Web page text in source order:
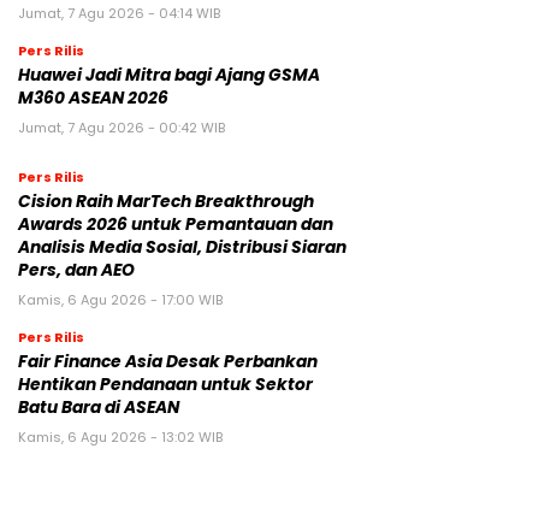
Jumat, 7 Agu 2026 - 04:14 WIB
Pers Rilis
Huawei Jadi Mitra bagi Ajang GSMA
M360 ASEAN 2026
Jumat, 7 Agu 2026 - 00:42 WIB
Pers Rilis
Cision Raih MarTech Breakthrough
Awards 2026 untuk Pemantauan dan
Analisis Media Sosial, Distribusi Siaran
Pers, dan AEO
Kamis, 6 Agu 2026 - 17:00 WIB
Pers Rilis
Fair Finance Asia Desak Perbankan
Hentikan Pendanaan untuk Sektor
Batu Bara di ASEAN
Kamis, 6 Agu 2026 - 13:02 WIB